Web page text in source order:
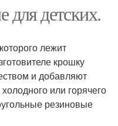
для детских.
лежит
крошку
и добавляют
или горячего
резиновые